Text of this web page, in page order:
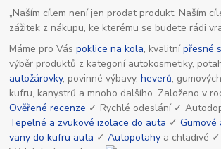
„Naším cílem není jen prodat produkt. Naším
zážitek z nákupu, ke kterému se budete rádi
Máme pro Váspoklice na kola, kvalitnípřesné
výběr produktů z kategorií autokosmetiky,
autožárovky, povinné výbavy,heverů,
kufru, kanystrů a mnoho dalšího. Založeno v
Ověřené recenze ✓ Rychlé odeslání ✓
Tepelné a zvukové izolace do auta ✓Gumové
vany do kufru auta ✓Autopotahy a chladivé